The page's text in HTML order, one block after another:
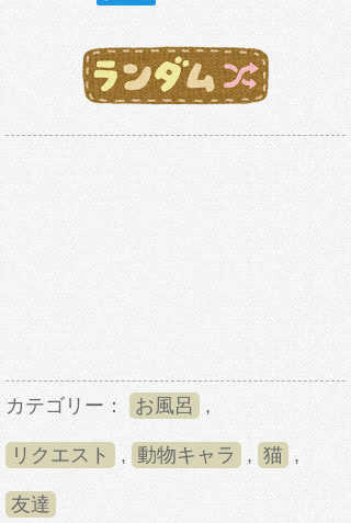
カテゴリー： お風呂 ,
リクエスト , 動物キャラ , 猫 ,
友達